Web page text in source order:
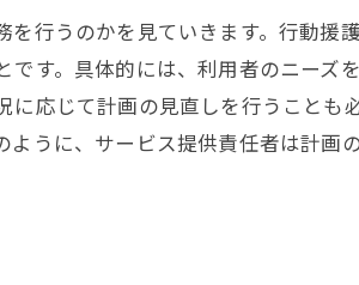
ビスの革新に向けたビジョン
おける地域社会との協働
ないチャレンジ精神
行うのかを見ていきます。行動援
す。具体的には、利用者のニーズ
応じて計画の見直しを行うことも
うに、サービス提供責任者は計画